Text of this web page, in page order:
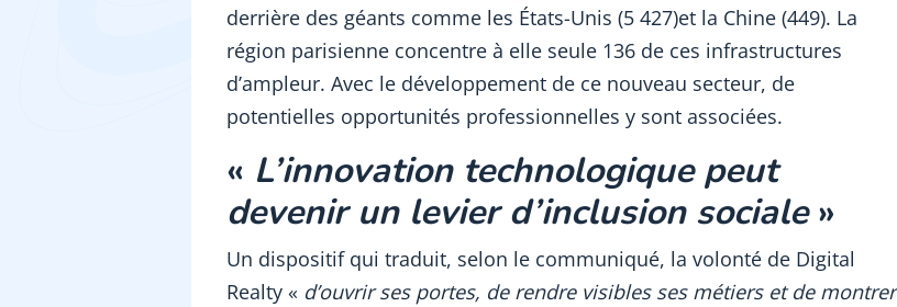
derrière des géants comme les États-Unis (5 427)et la Chine (449). La
région parisienne concentre à elle seule 136 de ces infrastructures
d’ampleur. Avec le développement de ce nouveau secteur, de
potentielles opportunités professionnelles y sont associées.
« L’innovation technologique peut
devenir un levier d’inclusion sociale»
Un dispositif qui traduit, selon le communiqué, la volonté de Digital
Realty « d’ouvrir ses portes, de rendre visibles ses métiers et de montrer